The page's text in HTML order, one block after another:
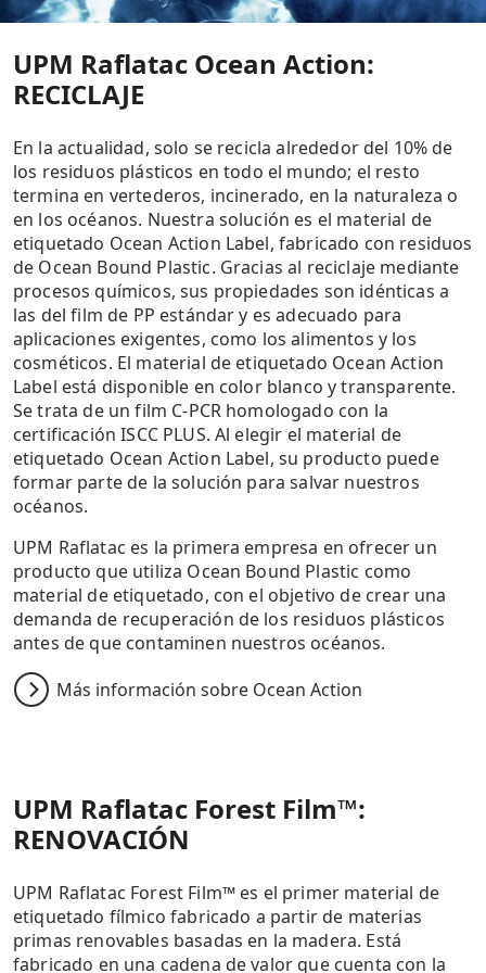
UPM Raflatac Ocean Action:
RECICLAJE
En la actualidad, solo se recicla alrededor del 10% de
los residuos plásticos en todo el mundo; el resto
termina en vertederos, incinerado, en la naturaleza o
en los océanos. Nuestra solución es el material de
etiquetado Ocean Action Label, fabricado con residuos
de Ocean Bound Plastic. Gracias al reciclaje mediante
procesos químicos, sus propiedades son idénticas a
las del film de PP estándar y es adecuado para
aplicaciones exigentes, como los alimentos y los
cosméticos. El material de etiquetado Ocean Action
Label está disponible en color blanco y transparente.
Se trata de un film C-PCR homologado con la
certificación ISCC PLUS. Al elegir el material de
etiquetado Ocean Action Label, su producto puede
formar parte de la solución para salvar nuestros
océanos.
UPM Raflatac es la primera empresa en ofrecer un
producto que utiliza Ocean Bound Plastic como
material de etiquetado, con el objetivo de crear una
demanda de recuperación de los residuos plásticos
antes de que contaminen nuestros océanos.
Más información sobre Ocean Action
UPM Raflatac Forest Film™:
RENOVACIÓN
UPM Raflatac Forest Film™ es el primer material de
etiquetado fílmico fabricado a partir de materias
primas renovables basadas en la madera. Está
fabricado en una cadena de valor que cuenta con la